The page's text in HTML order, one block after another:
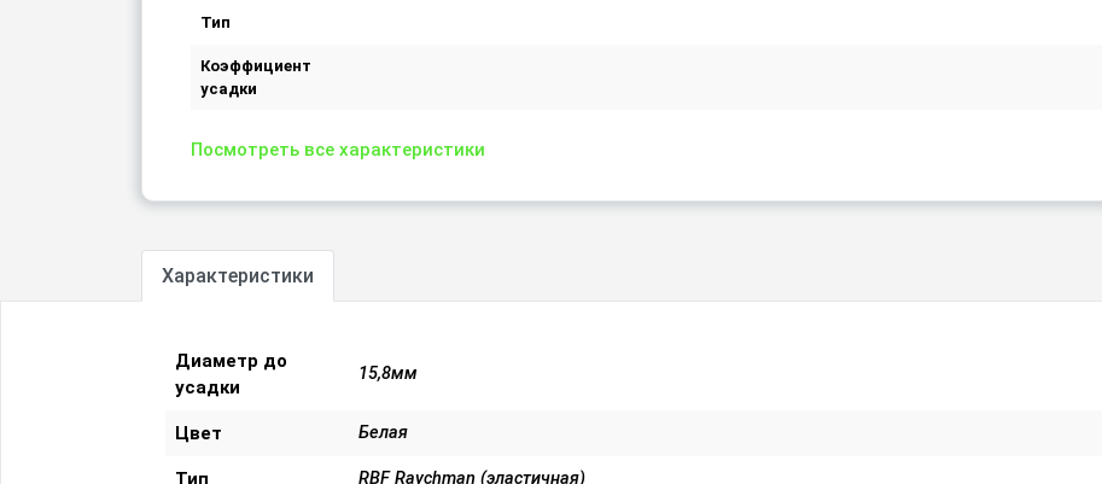
Тип
Коэффициент
усадки
Посмотреть все характеристики
Характеристики
Диаметр до
усадки
15,8мм
Цвет Белая
RBF Raychman (эластичная)